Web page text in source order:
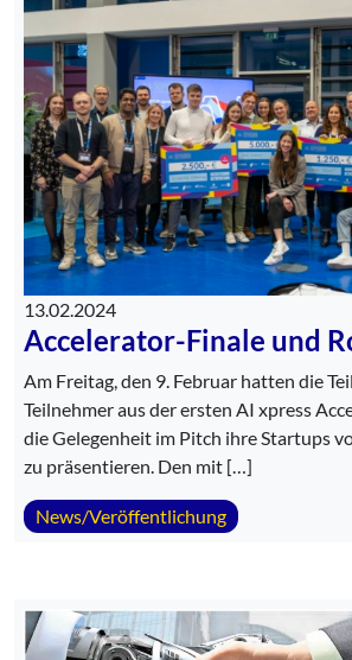
13.02.2024
Accelerator-Finale und
Am Freitag, den 9. Februar hatten die
Teilnehmer aus der ersten AI xpress
die Gelegenheit im Pitch ihre Startups
zu präsentieren. Den mit […]
News/Veröffentlichung